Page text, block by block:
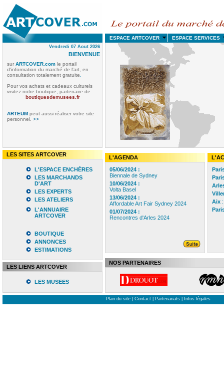
ESPACE ARTCOVER ESPACE
Vendredi 07 Aout 2026
BIENVENUE
sur ARTCOVER.com le portail
d'information du marché de l'art, en
consultation totalement gratuite
Pour vos achats et cadeaux culturels
visitez notre boutique, partenaire de
boutiquesdemusees.fr
ARTEUM peut aussi réaliser votre site
personnel. >>
LES SITES ARTCOVER
L'ESPACE ENCHÈRES
LES MARCHANDS
D'ART
LES EXPERTS
LES ATELIERS
L'ANNUAIRE
ARTCOVER
BOUTIQUE
ANNONCES
ESTIMATIONS
LES LIENS ARTCOVER
LES MUSEES
L'AGENDA
05/06/2024 :
Biennale de Sydney
10/06/2024 :
Volta Basel
13/06/2024 :
Affordable Art Fair Sydney 2024
01/07/2024 :
Rencontres d'Arles 2024
Aix
NOS PARTENAIRES
Plan du site Contact Partenariats Infos légales